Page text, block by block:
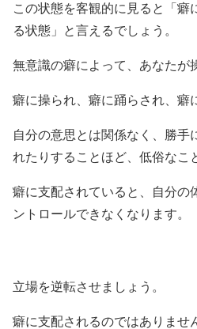
この状態を客観的に見ると「癖
る状態」と言えるでしょう。
無意識の癖によって、あなたが
癖に操られ、癖に踊らされ、癖
自分の意思とは関係なく、勝手
れたりすることほど、低俗なこ
癖に支配されていると、自分の
ントロールできなくなります。
立場を逆転させましょう。
癖に支配されるのではありませ